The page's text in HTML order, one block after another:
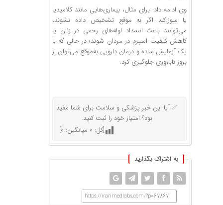
وی ادامه داد: برای مثال، بیماری‌هایی مانند کلامیدیا
یا سوزاک، اگر به موقع تشخیص داده نشوند،
می‌توانند باعث انسداد لوله‌های رحمی در زنان یا
کاهش کیفیت اسپرم در مردان شوند؛ در حالی که با
یک آزمایش ساده و درمان دارویی به‌موقع می‌توان از
بروز ناباروری جلوگیری کرد.
✅ آیا این خبر پزشکی و سلامت برای شما مفید
بود؟ امتیاز خود را ثبت کنید.
[کل: 0 میانگین: 0
]
به اشتراک بگذارید
https://iranmedlabs.com/?p=67867